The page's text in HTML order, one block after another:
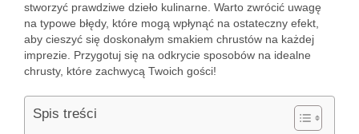
stworzyć prawdziwe dzieło kulinarne. Warto zwrócić uwagę
na typowe błędy, które mogą wpłynąć na ostateczny efekt,
aby cieszyć się doskonałym smakiem chrustów na każdej
imprezie. Przygotuj się na odkrycie sposobów na idealne
chrusty, które zachwycą Twoich gości!
Spis treści